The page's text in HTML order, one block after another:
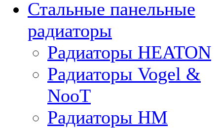
Стальные панельные
радиаторы
Радиаторы HEATON
Радиаторы Vogel &
NooT
Радиаторы HM